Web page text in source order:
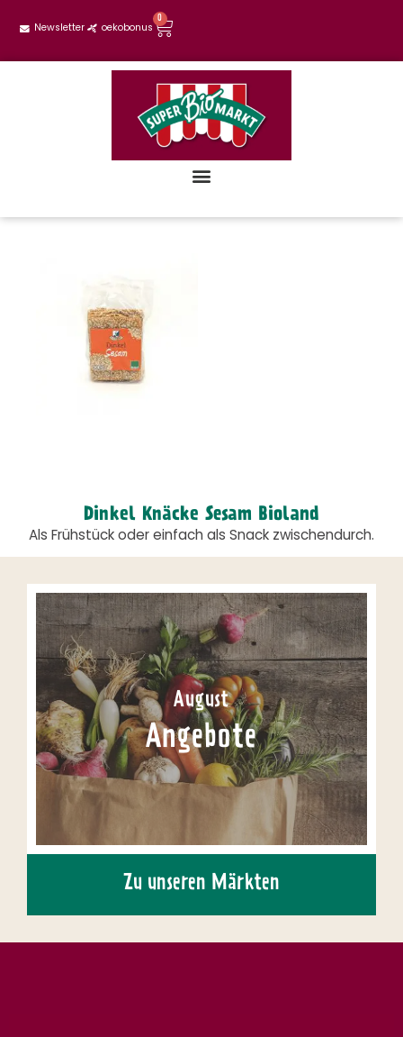
Newsletter oekobonus
0
Dinkel Knäcke Sesam Bioland
Als Frühstück oder einfach als Snack zwischendurch.
August
Angebote
Zu unseren Märkten